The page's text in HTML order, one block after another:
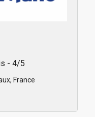
- 4/5
France